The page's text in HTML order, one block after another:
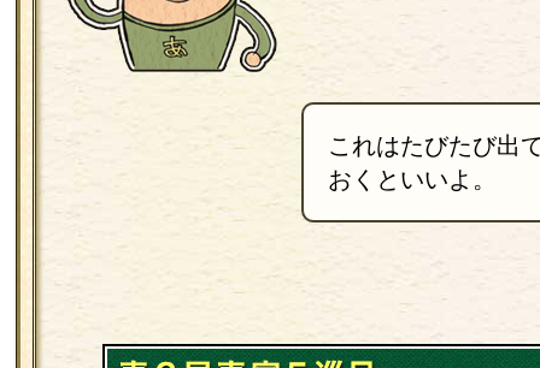
これはたびたび出
おくといいよ。